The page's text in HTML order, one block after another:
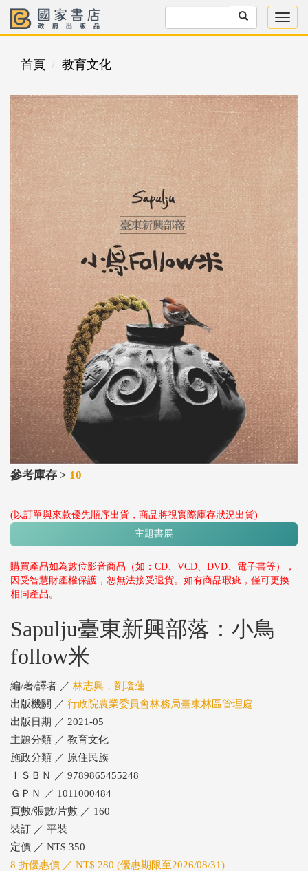
首頁 教育文化
參考庫存 > 10
(以訂單與來款優先順序出貨，商品將視實際庫存狀況出貨)
主題書展
購買產品如為數位影音商品（如：CD、VCD、DVD、電子書等），
因受智慧財產權保護，恕無法接受退貨。如有商品瑕疵，僅可更換
相同產品。
Sapulju臺東新興部落：小鳥
follow米
編/著/譯者 ／ 林志興，劉瓊蓮
出版機關 ／ 行政院農業委員會林務局臺東林區管理處
出版日期 ／ 2021-05
主題分類 ／ 教育文化
施政分類 ／ 原住民族
ＩＳＢＮ ／ 9789865455248
ＧＰＮ ／ 1011000484
頁數/張數/片數 ／ 160
裝訂 ／ 平裝
定價 ／ NT$ 350
8 折優惠價 ／ NT$ 280 (優惠期限至2026/08/31)